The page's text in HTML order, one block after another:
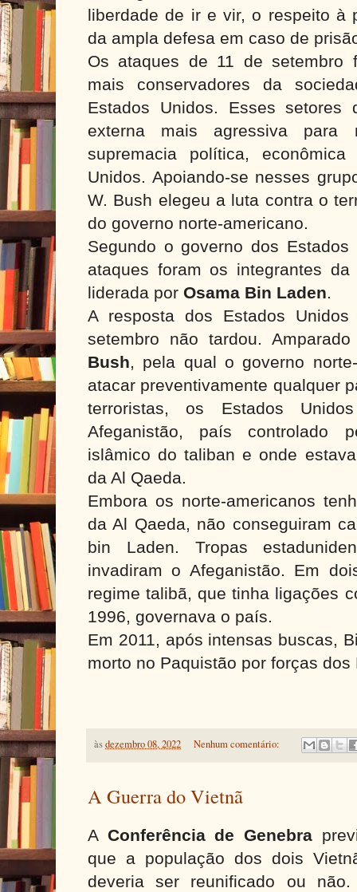
liberdade de ir e vir, o respeito à
da ampla defesa em caso de
Os ataques de 11 de setembro
mais conservadores da
Estados Unidos. Esses setores
externa mais agressiva
supremacia política,
Unidos. Apoiando-se nesses
W. Bush elegeu a luta contra o
do governo norte-americano.
Segundo o governo dos
ataques foram os integrantes da
liderada por Osama Bin Laden.
A resposta dos Estados
setembro não tardou.
Bush, pela qual o governo
atacar preventivamente qualquer
terroristas, os Estados
Afeganistão, país controlado
islâmico do taliban e onde
da Al Qaeda.
Embora os norte-americanos
da Al Qaeda, não conseguiram
bin Laden. Tropas
invadiram o Afeganistão. Em
regime talibã, que tinha ligações
1996, governava o país.
Em 2011, após intensas buscas,
morto no Paquistão por forças
àsdezembro 08, 2022 Nenhum comentário:
A Guerra do Vietnã
A Conferência de Genebra
que a população dos dois
deveria ser reunificado ou